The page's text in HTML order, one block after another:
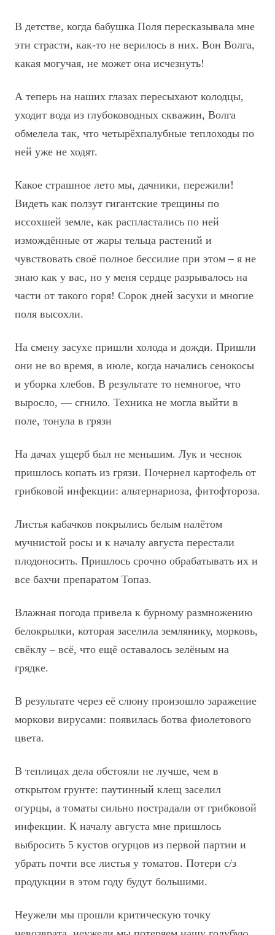
В детстве, когда бабушка Поля пересказывала мне
эти страсти, как-то не верилось в них. Вон Волга,
какая могучая, не может она исчезнуть!
А теперь на наших глазах пересыхают колодцы,
уходит вода из глубоководных скважин, Волга
обмелела так, что четырёхпалубные теплоходы по
ней уже не ходят.
Какое страшное лето мы, дачники, пережили!
Видеть как ползут гигантские трещины по
иссохшей земле, как распластались по ней
измождённые от жары тельца растений и
чувствовать своё полное бессилие при этом – я не
знаю как у вас, но у меня сердце разрывалось на
части от такого горя! Сорок дней засухи и многие
поля высохли.
На смену засухе пришли холода и дожди. Пришли
они не во время, в июле, когда начались сенокосы
и уборка хлебов. В результате то немногое, что
выросло, — сгнило. Техника не могла выйти в
поле, тонула в грязи
На дачах ущерб был не меньшим. Лук и чеснок
пришлось копать из грязи. Почернел картофель от
грибковой инфекции: альтернариоза, фитофтороза.
Листья кабачков покрылись белым налётом
мучнистой росы и к началу августа перестали
плодоносить. Пришлось срочно обрабатывать их и
все бахчи препаратом Топаз.
Влажная погода привела к бурному размножению
белокрылки, которая заселила землянику, морковь,
свёклу – всё, что ещё оставалось зелёным на
грядке.
В результате через её слюну произошло заражение
моркови вирусами: появилась ботва фиолетового
цвета.
В теплицах дела обстояли не лучше, чем в
открытом грунте: паутинный клещ заселил
огурцы, а томаты сильно пострадали от грибковой
инфекции. К началу августа мне пришлось
выбросить 5 кустов огурцов из первой партии и
убрать почти все листья у томатов. Потери с/з
продукции в этом году будут большими.
Неужели мы прошли критическую точку